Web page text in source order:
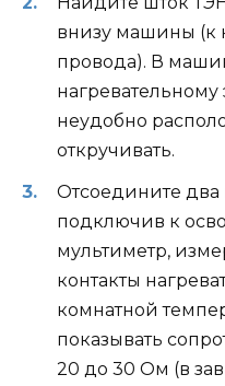
внизу машины (к
провода). В
нагревательному
неудобно
откручивать.
Отсоедините
подключив к
мультиметр,
контакты
комнатной
показывать
20 до 30 Ом (в